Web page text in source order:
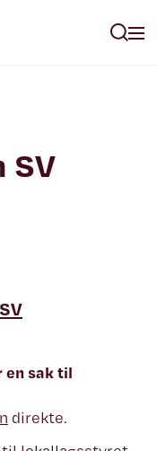
SV
en sak til
direkte.